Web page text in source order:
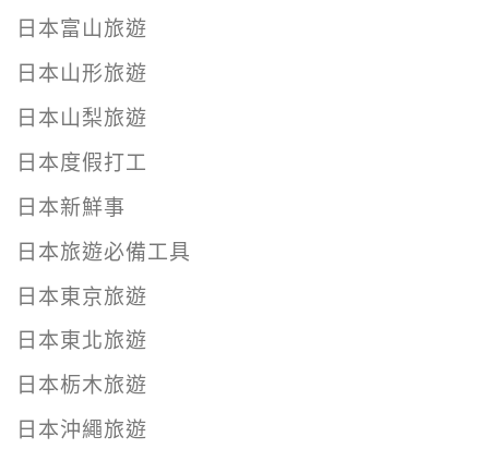
日本富山旅遊
日本山形旅遊
日本山梨旅遊
日本度假打工
日本新鮮事
日本旅遊必備工具
日本東京旅遊
日本東北旅遊
日本栃木旅遊
日本沖繩旅遊